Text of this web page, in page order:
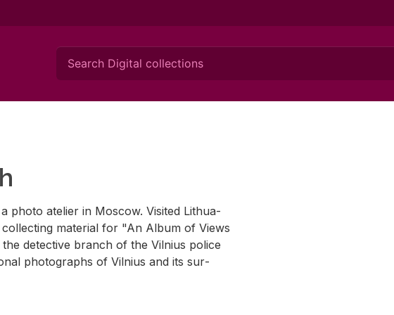
photo ate­lier in Moscow. Vis­ited Lithua­
ma­te­r­ial for "An Al­bum of Views
de­tec­tive branch of the Vil­nius po­lice
pho­tographs of Vil­nius and its sur­